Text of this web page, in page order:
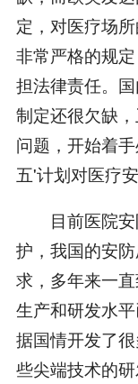
定，对医疗场
非常严格的规
担法律责任。
制定还很欠缺
问题，开始着
五'计划对医疗
目前医院安
护，我国的安
求，多年来一
生产和研发水
据国情开发了
些尖端技术的